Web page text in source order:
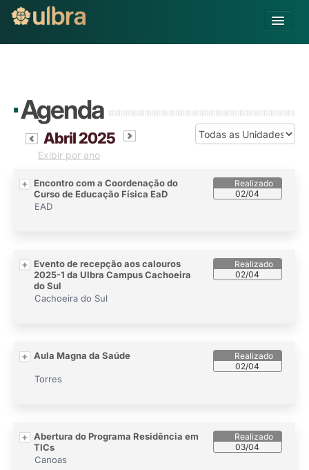
Matricule-se
Agenda
Abril 2025
Exibir por ano
Encontro com a Coordenação do
Curso de Educação Física EaD
02/04
EAD
Evento de recepção aos calouros
2025-1 da Ulbra Campus Cachoeira
do Sul
02/04
Cachoeira do Sul
Aula Magna da Saúde
02/04
Torres
Abertura do Programa Residência em
TICs
03/04
Canoas